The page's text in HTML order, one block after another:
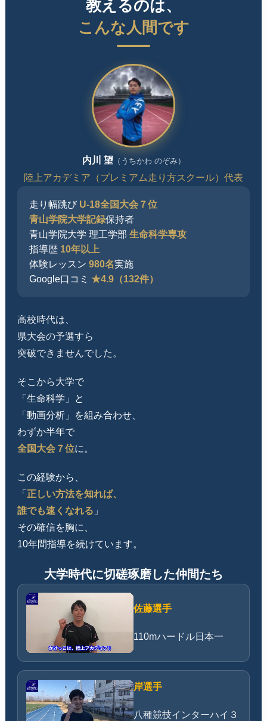
教えるのは、
こんな人間です
内川 望（うちかわ のぞみ）
陸上アカデミア（プレミアム走り方スクール）代表
走り幅跳び U-18全国大会７位
青山学院大学記録保持者
青山学院大学 理工学部 生命科学専攻
指導歴 10年以上
体験レッスン 980名実施
Google口コミ ★4.9（132件）
高校時代は、
県大会の予選すら
突破できませんでした。
そこから大学で
「生命科学」と
「動画分析」を組み合わせ、
わずか半年で
全国大会７位に。
この経験から、
「 正しい方法を知れば、
誰でも速くなれる 」
その確信を胸に、
10年間指導を続けています。
大学時代に切磋琢磨した仲間たち
佐藤選手
110mハードル日本一
岸選手
八種競技インターハイ３